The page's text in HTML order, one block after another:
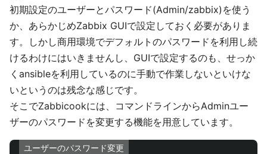
初期設定のユーザーとパスワード(Admin/zabbix)を使う
か、あらかじめZabbix GUIで設定しておく必要がありま
す。しかし商用環境でデフォルトのパスワードを利用し続
けるわけにはいきませんし、GUIで設定するのも、せっか
くansibleを利用しているのに手動で作業しないといけな
いというのは残念な感じです。
そこでZabbicookには、コマンドラインからAdminユー
ザーのパスワードを変更する機能を用意しています。
ユーザーのパスワード変更